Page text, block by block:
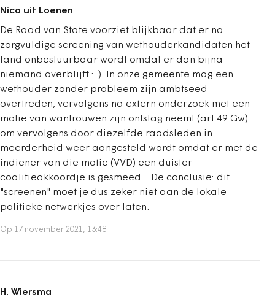
Nico uit Loenen
De Raad van State voorziet blijkbaar dat er na
zorgvuldige screening van wethouderkandidaten het
land onbestuurbaar wordt omdat er dan bijna
niemand overblijft :-). In onze gemeente mag een
wethouder zonder probleem zijn ambtseed
overtreden, vervolgens na extern onderzoek met een
motie van wantrouwen zijn ontslag neemt (art.49 Gw)
om vervolgens door diezelfde raadsleden in
meerderheid weer aangesteld wordt omdat er met de
indiener van die motie (VVD) een duister
coalitieakkoordje is gesmeed... De conclusie: dit
"screenen" moet je dus zeker niet aan de lokale
politieke netwerkjes over laten.
Op 17 november 2021, 13:48
H. Wiersma